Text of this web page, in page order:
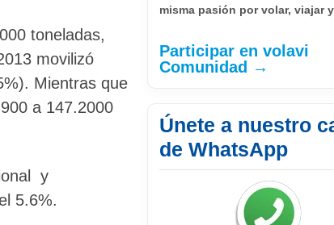
toneladas,
movilizó
Mientras que
a 147.2000
y
5.6%.
misma pasión por volar, viajar
Participar en volavi
Comunidad →
Únete a nuestro
de WhatsApp